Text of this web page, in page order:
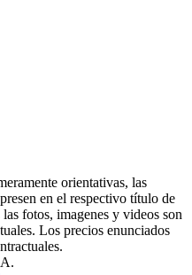
orientativas, las
en el respectivo título de
fotos, imagenes y videos son
Los precios enunciados